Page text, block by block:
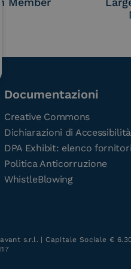
Documentazioni
Creative Commons
Dichiarazioni di Accessibilità
DPA Exhibit: elenco
Politica Anticorruzione
WhistleBlowing
s.r.l. | Capitale Sociale €